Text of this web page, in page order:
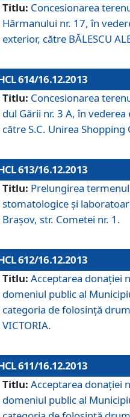
Titlu: Concesionarea
Hărmanului nr. 17, în
exterior, către BĂLESCU
614/16.12.2013
Titlu: Concesionarea
dul Gării nr. 3 A, în
către S.C. Unirea Shopping
613/16.12.2013
Titlu: Prelungirea
stomatologice şi
Braşov, str. Cometei nr. 1.
612/16.12.2013
Titlu: Acceptarea donaţiei
domeniul public al
categoria de folosinţă
VICTORIA.
611/16.12.2013
Titlu: Acceptarea donaţiei
domeniul public al